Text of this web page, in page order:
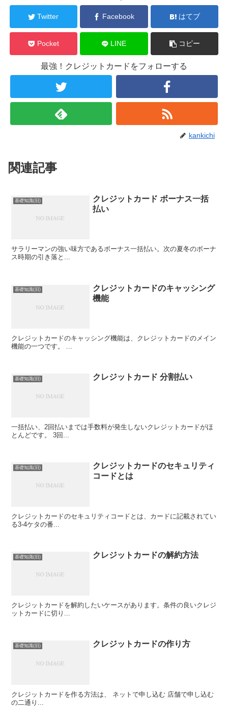
Twitter Facebook はてブ
Pocket LINE コピー
最強！クレジットカードをフォローする
kankichi
関連記事
基礎知識(旧)
クレジットカード ボーナス一括
払い
サラリーマンの強い味方であるボーナス一括払い。次の夏冬のボーナ
ス時期の引き落と...
基礎知識(旧)
クレジットカードのキャッシング
機能
クレジットカードのキャッシング機能は、クレジットカードのメイン
機能の一つです。 ...
基礎知識(旧) クレジットカード 分割払い
一括払い、2回払いまでは手数料が発生しないクレジットカードがほ
とんどです。 3回...
基礎知識(旧)
クレジットカードのセキュリティ
コードとは
クレジットカードのセキュリティコードとは、カードに記載されてい
る3-4ケタの番...
基礎知識(旧) クレジットカードの解約方法
クレジットカードを解約したいケースがあります。条件の良いクレジ
ットカードに切り...
基礎知識(旧) クレジットカードの作り方
クレジットカードを作る方法は、 ネットで申し込む 店舗で申し込む
の二通り...